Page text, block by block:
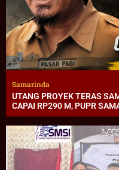
Samarinda
UTANG PROYEK TERAS
CAPAI RP290 M, PUPR